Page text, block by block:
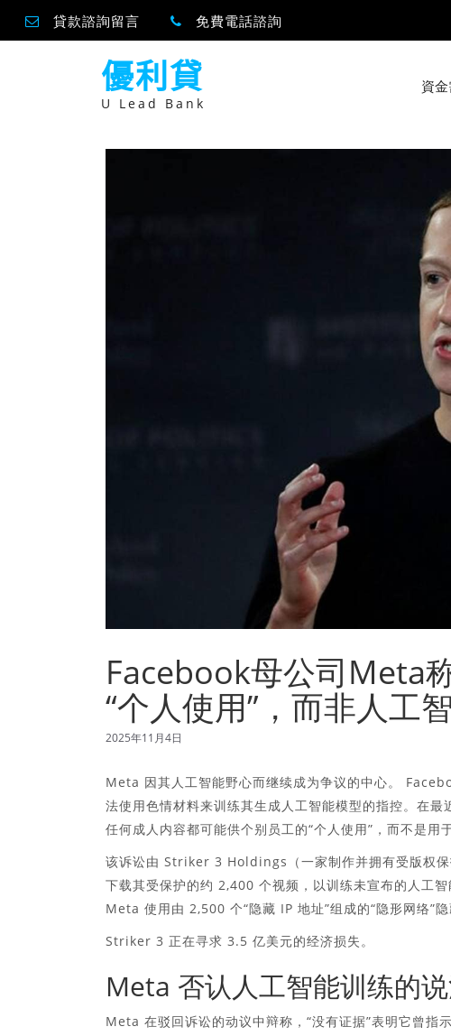
貸款諮詢留言 免費電話諮詢
優利貸
U Lead Bank
資
Facebook母公司Meta
“个人使用”，而非人工
2025年11月4日
Meta 因其人工智能野心而继续成为争议的中心。
法使用色情材料来训练其生成人工智能模型的指控。在
任何成人内容都可能供个别员工的“个人使用”，而不是用
该诉讼由 Striker 3 Holdings（一家制作并拥有受版权
下载其受保护的约 2,400 个视频，以训练未宣布的人工
Meta 使用由 2,500 个“隐藏 IP 地址”组成的“隐形网络”隐
Striker 3 正在寻求 3.5 亿美元的经济损失。
Meta 否认人工智能训练的
Meta 在驳回诉讼的动议中辩称，“没有证据”表明它曾指